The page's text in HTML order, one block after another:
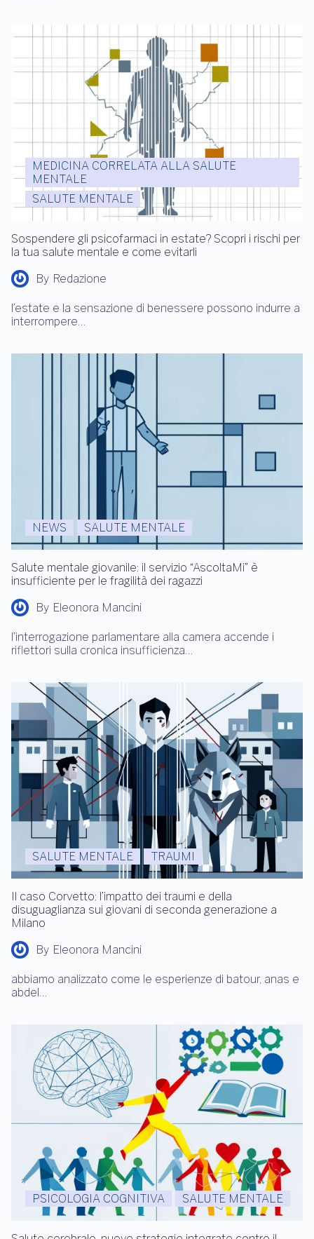
MEDICINA CORRELATA ALLA SALUTE
MENTALE
SALUTE MENTALE
Sospendere gli psicofarmaci in estate? Scopri i rischi per
la tua salute mentale e come evitarli
By Redazione
l’estate e la sensazione di benessere possono indurre a
interrompere…
NEWS SALUTE MENTALE
Salute mentale giovanile: il servizio “AscoltaMi” è
insufficiente per le fragilità dei ragazzi
By Eleonora Mancini
l’interrogazione parlamentare alla camera accende i
riflettori sulla cronica insufficienza…
SALUTE MENTALE TRAUMI
Il caso Corvetto: l’impatto dei traumi e della
disuguaglianza sui giovani di seconda generazione a
Milano
By Eleonora Mancini
abbiamo analizzato come le esperienze di batour, anas e
abdel…
PSICOLOGIA COGNITIVA SALUTE MENTALE